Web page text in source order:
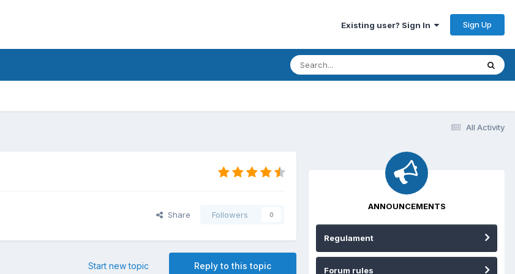
Existing user? Sign In Sign Up
All Activity
Share Followers 0
Reply to this topic
Start new topic
ANNOUNCEMENTS
Regulament
Forum rules